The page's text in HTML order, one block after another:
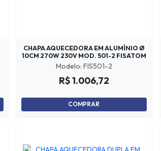
CHAPA AQUECEDORA EM ALUMÍNIO Ø
10CM 270W 230V MOD. 501-2 FISATOM
Modelo: FIS501-2
R$ 1.006,72
COMPRAR